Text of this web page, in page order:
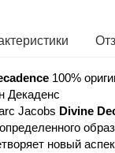
100%
Декаденс
Jacobs Divine
новый